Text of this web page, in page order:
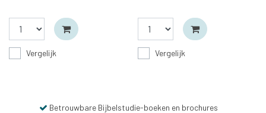
Vergelijk Vergelijk
Betrouwbare Bijbelstudie-boeken en brochures